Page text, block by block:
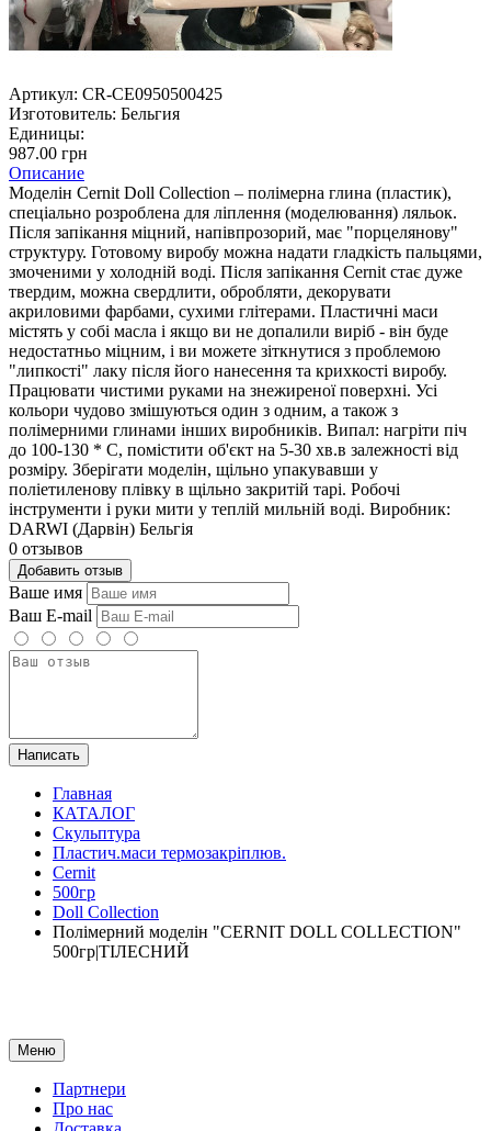
Артикул: CR-CE0950500425
Изготовитель: Бельгия
Единицы:
987.00 грн
Описание
Моделін Cernit Doll Collection – полімерна глина (пластик),
спеціально розроблена для ліплення (моделювання) ляльок.
Після запікання міцний, напівпрозорий, має "порцелянову"
структуру. Готовому виробу можна надати гладкість пальцями,
змоченими у холодній воді. Після запікання Cernit стає дуже
твердим, можна свердлити, обробляти, декорувати
акриловими фарбами, сухими глітерами. Пластичні маси
містять у собі масла і якщо ви не допалили виріб - він буде
недостатньо міцним, і ви можете зіткнутися з проблемою
"липкості" лаку після його нанесення та крихкості виробу.
Працювати чистими руками на знежиреної поверхні. Усі
кольори чудово змішуються один з одним, а також з
полімерними глинами інших виробників. Випал: нагріти піч
до 100-130 * С, помістити об'єкт на 5-30 хв.в залежності від
розміру. Зберігати моделін, щільно упакувавши у
поліетиленову плівку в щільно закритій тарі. Робочі
інструменти і руки мити у теплій мильній воді. Виробник:
DARWI (Дарвін) Бельгія
0 отзывов
Добавить отзыв
Ваше имя
Ваш E-mail
Написать
Главная
КАТАЛОГ
Скульптура
Пластич.маси термозакріплюв.
Cernit
500гр
Doll Collection
Полімерний моделін "CERNIT DOLL COLLECTION"
500гр|ТІЛЕСНИЙ
Меню
Партнери
Про нас